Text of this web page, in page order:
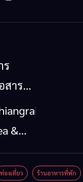
ร
สาร
รคมนาคม
ณีภัย
ยงราย
&
ท่องเที่ยว ร้านอาหารที่พัก